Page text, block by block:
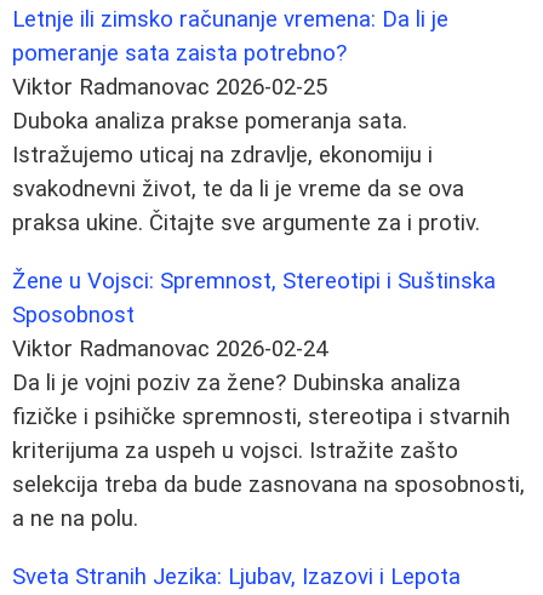
Letnje ili zimsko računanje vremena: Da li je
pomeranje sata zaista potrebno?
Viktor Radmanovac 2026-02-25
Duboka analiza prakse pomeranja sata.
Istražujemo uticaj na zdravlje, ekonomiju i
svakodnevni život, te da li je vreme da se ova
praksa ukine. Čitajte sve argumente za i protiv.
Žene u Vojsci: Spremnost, Stereotipi i Suštinska
Sposobnost
Viktor Radmanovac 2026-02-24
Da li je vojni poziv za žene? Dubinska analiza
fizičke i psihičke spremnosti, stereotipa i stvarnih
kriterijuma za uspeh u vojsci. Istražite zašto
selekcija treba da bude zasnovana na sposobnosti,
a ne na polu.
Sveta Stranih Jezika: Ljubav, Izazovi i Lepota